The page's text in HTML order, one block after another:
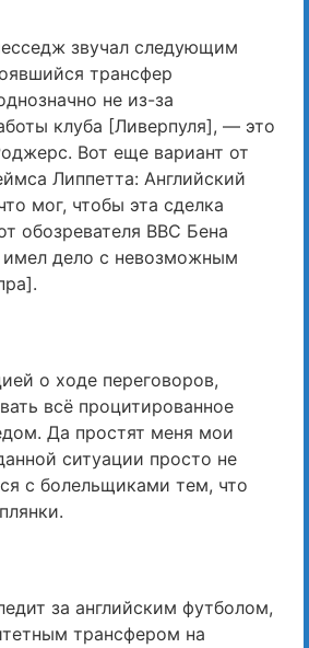
звучал следующим
трансфер
не из-за
клуба [Ливерпуля], — это
Вот еще вариант от
Липпетта: Английский
мог, чтобы эта сделка
обозревателя BBC Бена
дело с невозможным
о ходе переговоров,
всё процитированное
Да простят меня мои
ситуации просто не
с болельщиками тем, что
за английским футболом,
трансфером на